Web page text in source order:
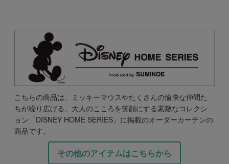
こちらの商品は、ミッキーマウスやたくさんの愉快な仲間た
ちが繰り広げる、大人のこころを笑顔にする素敵なコレクシ
ョン「DISNEY HOME SERIES」に掲載のオーダーカーテンの
商品です。
その他のアイテムはこちらから